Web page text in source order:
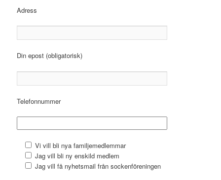
Adress
Din epost (obligatorisk)
Telefonnummer
Vi vill bli nya familjemedlemmar
Jag vill bli ny enskild medlem
Jag vill få nyhetsmail från sockenföreningen